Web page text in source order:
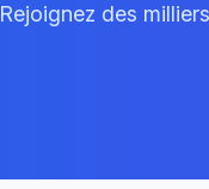
Rejoignez des